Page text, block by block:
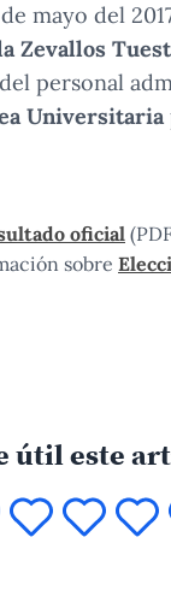
mayo del
Zevallos
personal
Universitaria
oficial
sobre
útil este